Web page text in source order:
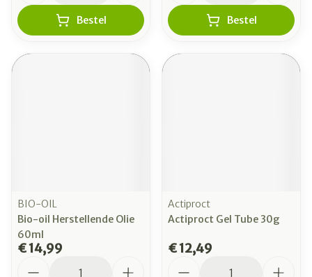
Bestel Bestel
BIO-OIL
Bio-oil Herstellende Olie
60ml
€ 14,99
Actiproct
Actiproct Gel Tube 30g
€ 12,49